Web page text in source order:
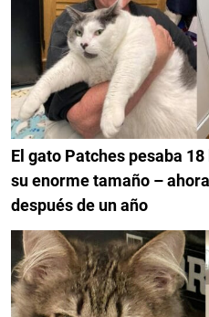
El gato Patches pesaba
su enorme tamaño –
después de un año